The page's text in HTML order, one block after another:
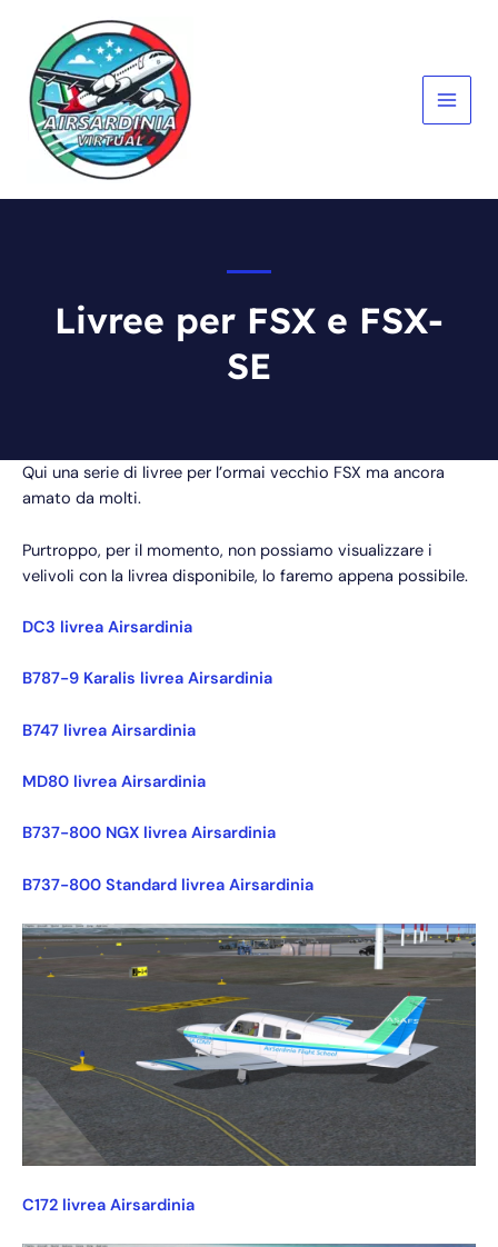
contenuto
MAIN
Livree per FSX e FSX-
SE
Qui una serie di livree per l’ormai vecchio FSX ma ancora
amato da molti.
Purtroppo, per il momento, non possiamo visualizzare i
velivoli con la livrea disponibile, lo faremo appena possibile.
DC3 livrea Airsardinia
B787-9 Karalis livrea Airsardinia
B747 livrea Airsardinia
MD80 livrea Airsardinia
B737-800 NGX livrea Airsardinia
B737-800 Standard livrea Airsardinia
C172 livrea Airsardinia